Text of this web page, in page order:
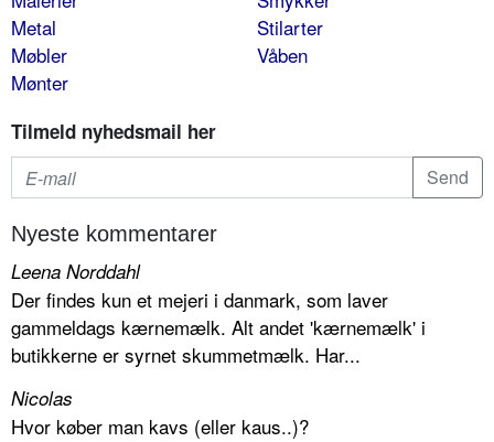
Metal
Møbler
Mønter
Stilarter
Våben
Tilmeld nyhedsmail her
Nyeste kommentarer
Leena Norddahl
Der findes kun et mejeri i danmark, som laver
gammeldags kærnemælk. Alt andet 'kærnemælk' i
butikkerne er syrnet skummetmælk. Har...
Nicolas
Hvor køber man kavs (eller kaus..)?